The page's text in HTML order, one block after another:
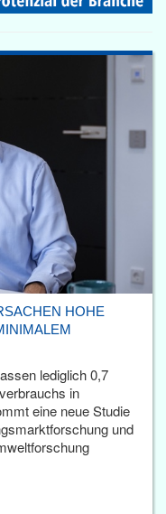
HOHE
lediglich 0,7
in
eine neue Studie
und